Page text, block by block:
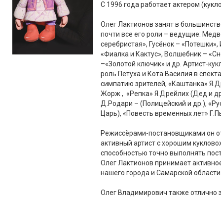
С 1996 года работает актером
Олег Лактионов занят в
почти все его роли – ведущие:
серебристая», Гусёнок –
«Фиалка и Кактус», Волшебник –
–«Золотой ключик» и др. Артист-
роль Петуха и Кота Василия в
симпатию зрителей, «Каштанка»
Жорж , «Репка» Я.Дрейлих (Дед и
Д.Родари – (Полицейский и др.),
Царь), «Повесть временных лет»
Режиссёрами-постановщиками он
активный артист с хорошим
способностью точно выполнять
Олег Лактионов принимает
нашего города и Самарской
Олег Владимирович также